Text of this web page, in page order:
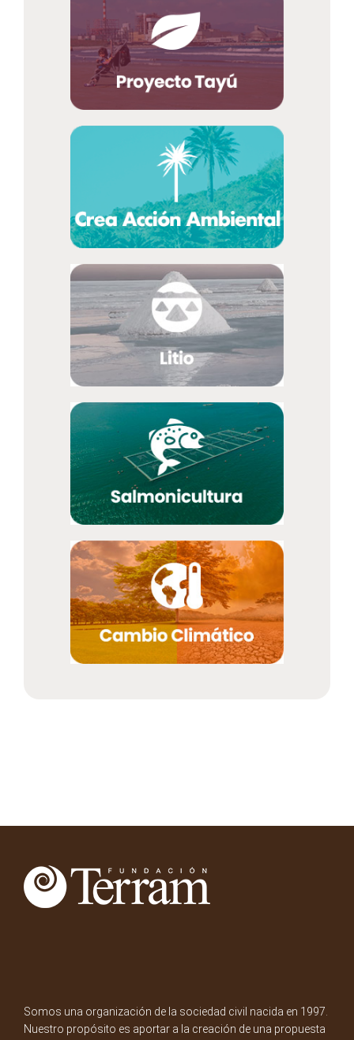
Somos una organización de la sociedad civil nacida en 1997.
Nuestro propósito es aportar a la creación de una propuesta